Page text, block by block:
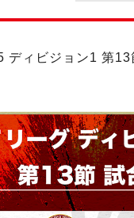
ディビジョン1 第